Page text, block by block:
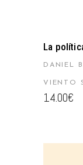
La
DANIEL
VIENTO
14.00€